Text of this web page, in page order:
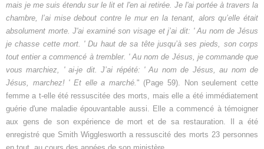
mais je me suis étendu sur le lit et l'en ai retirée. Je l'ai portée à travers la
chambre, l’ai mise debout contre le mur en la tenant, alors qu’elle était
absolument morte. J'ai examiné son visage et j’ai dit: ' Au nom de Jésus
je chasse cette mort. ' Du haut de sa tête jusqu’à ses pieds, son corps
tout entier a commencé à trembler. ' Au nom de Jésus, je commande que
vous marchiez, ' ai-je dit. J’ai répété: ' Au nom de Jésus, au nom de
Jésus, marchez! ' Et elle a marché." (Page 59). Non seulement cette
femme a t-elle été ressuscitée des morts, mais elle a été immédiatement
guérie d'une maladie épouvantable aussi. Elle a commencé à témoigner
aux gens de son expérience de mort et de sa restauration. Il a été
enregistré que Smith Wigglesworth a ressuscité des morts 23 personnes